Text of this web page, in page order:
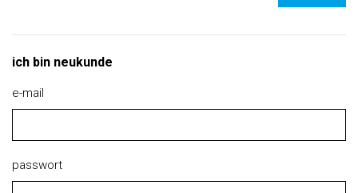
ich bin neukunde
e-mail
passwort